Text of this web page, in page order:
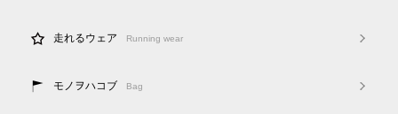
走れるウェア Running wear
モノヲハコブ Bag